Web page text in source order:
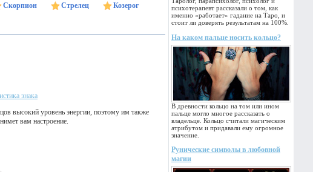
психотерапевт рассказали о том, как
именно «работает» гадание на Таро, и
стоит ли доверять результатам на 100%.
На каком пальце носить кольцо?
В древности кольцо на том или ином
пальце могло многое рассказать о
владельце. Кольцо считали магическим
атрибутом и придавали ему огромное
значение.
Рунические символы в любовной
магии
Скорпион Стрелец
Козерог
знака
высокий уровень энергии, поэтому им также
вам настроение.